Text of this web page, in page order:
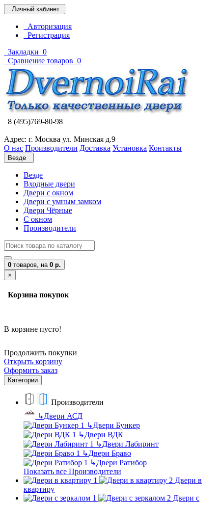
Личный кабинет
Авторизация
Регистрация
Закладки 0
Сравнение товаров 0
8 (495)769-80-98
Адрес: г. Москва ул. Минская д.9
О нас Производители Доставка Установка Контакты
Везде
Везде
Входные двери
Двери с окном
Двери с умным замком
Двери Чёрные
C окном
Производители
0 товаров, на 0 р.
×
Корзина покупок
В корзине пусто!
Продолжить покупки
Открыть корзину
Оформить заказ
Категории
Производители
↳Двери АСД
↳Двери Бункер
↳Двери ВДК
↳Двери Лабиринт
↳Двери Браво
↳Двери Ратибор
Показать все Производители
Двери в
квартиру
Двери с